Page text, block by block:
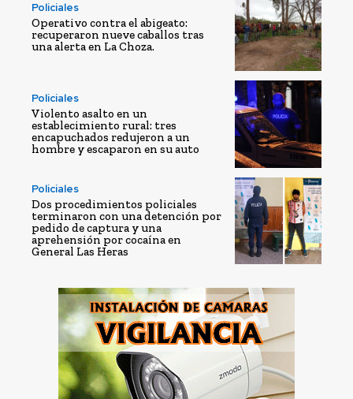
Policiales
Operativo contra el abigeato:
recuperaron nueve caballos tras
una alerta en La Choza.
Policiales
Violento asalto en un
establecimiento rural: tres
encapuchados redujeron a un
hombre y escaparon en su auto
Policiales
Dos procedimientos policiales
terminaron con una detención por
pedido de captura y una
aprehensión por cocaína en
General Las Heras